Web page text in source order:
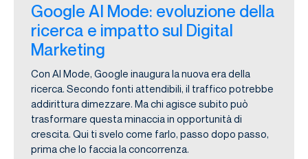
Google AI Mode: evoluzione della
ricerca e impatto sul Digital
Marketing
Con AI Mode, Google inaugura la nuova era della
ricerca. Secondo fonti attendibili, il traffico potrebbe
addirittura dimezzare. Ma chi agisce subito può
trasformare questa minaccia in opportunità di
crescita. Qui ti svelo come farlo, passo dopo passo,
prima che lo faccia la concorrenza.